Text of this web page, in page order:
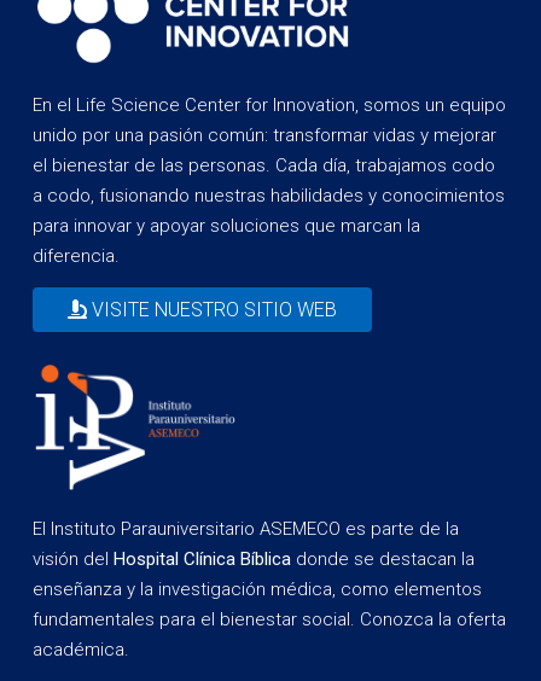
En el Life Science Center for Innovation, somos un equipo
unido por una pasión común: transformar vidas y mejorar
el bienestar de las personas. Cada día, trabajamos codo
a codo, fusionando nuestras habilidades y conocimientos
para innovar y apoyar soluciones que marcan la
diferencia.
VISITE NUESTRO SITIO WEB
El Instituto Parauniversitario ASEMECO es parte de la
visión del Hospital Clínica Bíblica donde se destacan la
enseñanza y la investigación médica, como elementos
fundamentales para el bienestar social. Conozca la oferta
académica.